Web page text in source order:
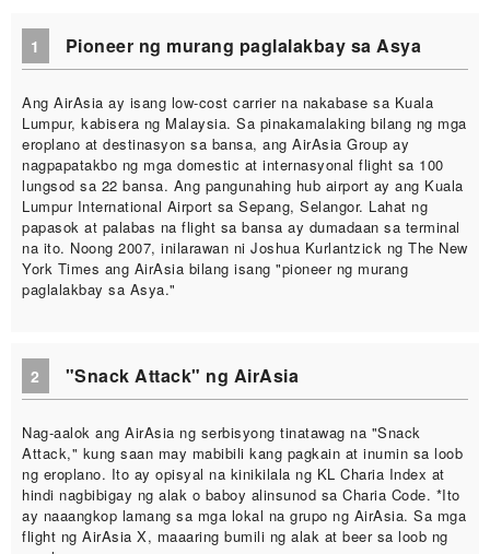
1 Pioneer ng murang paglalakbay sa Asya
Ang AirAsia ay isang low-cost carrier na nakabase sa Kuala
Lumpur, kabisera ng Malaysia. Sa pinakamalaking bilang ng mga
eroplano at destinasyon sa bansa, ang AirAsia Group ay
nagpapatakbo ng mga domestic at internasyonal flight sa 100
lungsod sa 22 bansa. Ang pangunahing hub airport ay ang Kuala
Lumpur International Airport sa Sepang, Selangor. Lahat ng
papasok at palabas na flight sa bansa ay dumadaan sa terminal
na ito. Noong 2007, inilarawan ni Joshua Kurlantzick ng The New
York Times ang AirAsia bilang isang "pioneer ng murang
paglalakbay sa Asya."
2 "Snack Attack" ng AirAsia
Nag-aalok ang AirAsia ng serbisyong tinatawag na "Snack
Attack," kung saan may mabibili kang pagkain at inumin sa loob
ng eroplano. Ito ay opisyal na kinikilala ng KL Charia Index at
hindi nagbibigay ng alak o baboy alinsunod sa Charia Code. *Ito
ay naaangkop lamang sa mga lokal na grupo ng AirAsia. Sa mga
flight ng AirAsia X, maaaring bumili ng alak at beer sa loob ng